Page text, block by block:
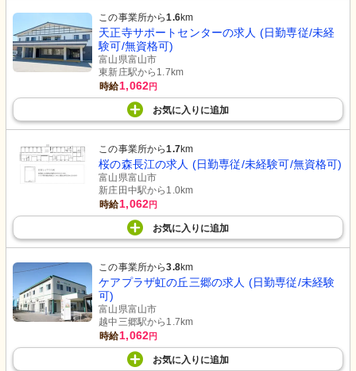
この事業所から1.6km
天正寺サポートセンターの求人 (日勤専従/未経
験可/無資格可)
富山県富山市
東新庄駅から1.7km
時給1,062円
お気に入り に追加
この事業所から1.7km
桜の森長江の求人 (日勤専従/未経験可/無資格可)
富山県富山市
新庄田中駅から1.0km
時給1,062円
お気に入り に追加
この事業所から3.8km
ケアプラザ虹の丘三郷の求人 (日勤専従/未経験
可)
富山県富山市
越中三郷駅から1.7km
時給1,062円
お気に入り に追加